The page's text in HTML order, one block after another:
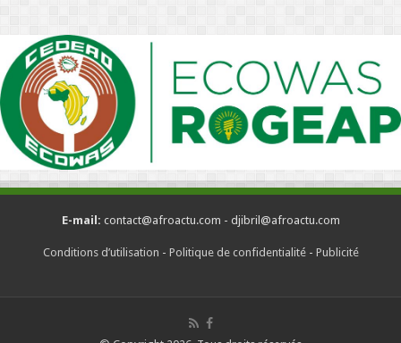
E-mail: contact@afroactu.com - djibril@afroactu.com
Conditions d’utilisation - Politique de confidentialité- Publicité